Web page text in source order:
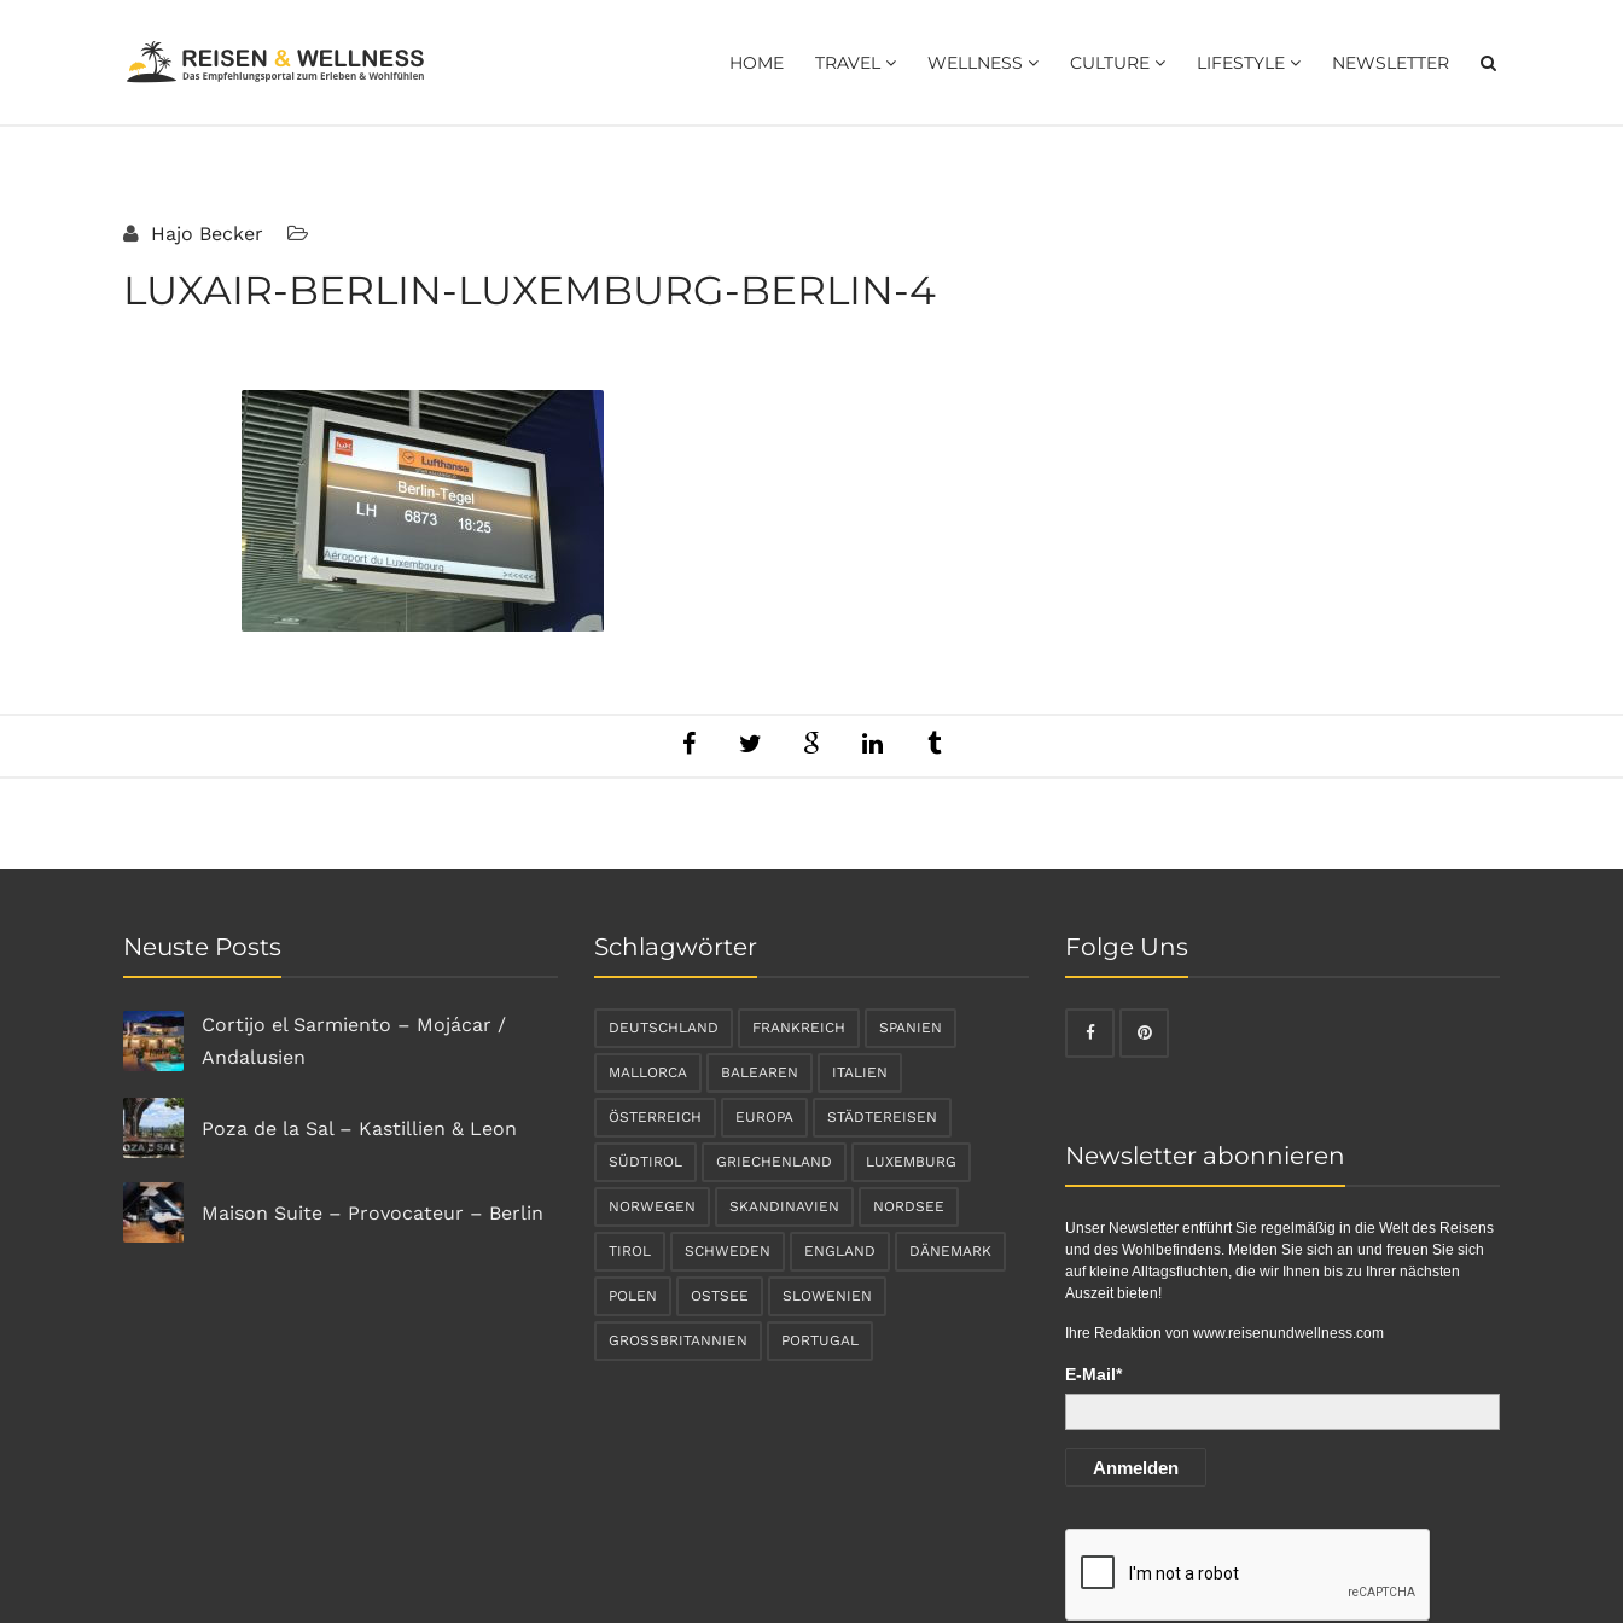
HOME TRAVEL WELLNESS CULTURE LIFESTYLE NEWSLETTER
Hajo Becker
LUXAIR-BERLIN-LUXEMBURG-BERLIN-4
Neuste Posts
Cortijo el Sarmiento – Mojácar /
Andalusien
Poza de la Sal – Kastillien & Leon
Maison Suite – Provocateur – Berlin
Schlagwörter
DEUTSCHLAND FRANKREICH SPANIEN
MALLORCA BALEAREN ITALIEN
ÖSTERREICH EUROPA STÄDTEREISEN
SÜDTIROL GRIECHENLAND LUXEMBURG
NORWEGEN SKANDINAVIEN NORDSEE
TIROL SCHWEDEN ENGLAND DÄNEMARK
POLEN OSTSEE SLOWENIEN
GROSSBRITANNIEN PORTUGAL
Folge Uns
Newsletter abonnieren
Unser Newsletter entführt Sie regelmäßig in die Welt des Reisens
und des Wohlbefindens. Melden Sie sich an und freuen Sie sich
auf kleine Alltagsfluchten, die wir Ihnen bis zu Ihrer nächsten
Auszeit bieten!
Ihre Redaktion von www.reisenundwellness.com
E-Mail*
Anmelden